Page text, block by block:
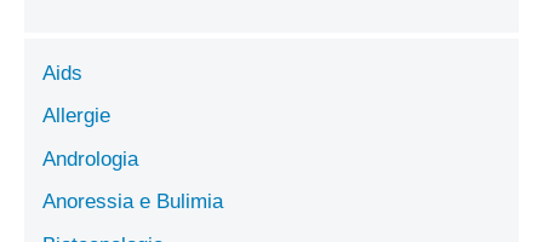
Aids
Allergie
Andrologia
Anoressia e Bulimia